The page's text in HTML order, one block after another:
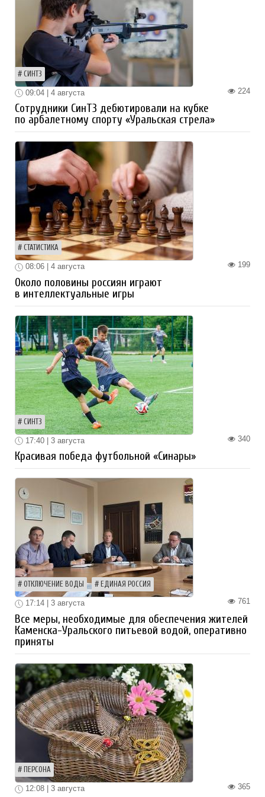
СИНТЗ
224
09:04 | 4 августа
Сотрудники СинТЗ дебютировали на кубке
по арбалетному спорту «Уральская стрела»
СТАТИСТИКА
199
08:06 | 4 августа
Около половины россиян играют
в интеллектуальные игры
СИНТЗ
340
17:40 | 3 августа
Красивая победа футбольной «Синары»
ОТКЛЮЧЕНИЕ ВОДЫ ЕДИНАЯ РОССИЯ
761
17:14 | 3 августа
Все меры, необходимые для обеспечения жителей
Каменска-Уральского питьевой водой, оперативно
приняты
ПЕРСОНА
365
12:08 | 3 августа